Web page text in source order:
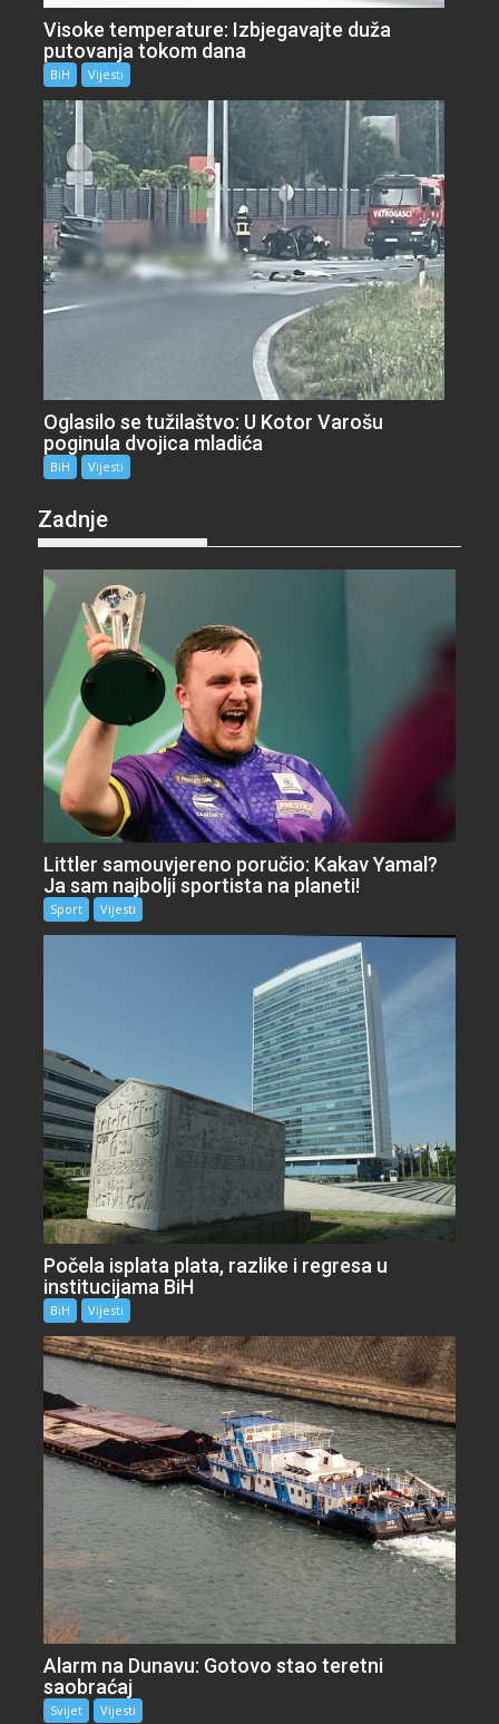
Visoke temperature: Izbjegavajte duža
putovanja tokom dana
BiH Vijesti
Oglasilo se tužilaštvo: U Kotor Varošu
poginula dvojica mladića
BiH Vijesti
Zadnje
Littler samouvjereno poručio: Kakav Yamal?
Ja sam najbolji sportista na planeti!
Sport Vijesti
Počela isplata plata, razlike i regresa u
institucijama BiH
BiH Vijesti
Alarm na Dunavu: Gotovo stao teretni
saobraćaj
Svijet Vijesti